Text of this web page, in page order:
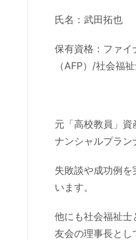
氏名：武田拓也
保有資格：ファイ
（AFP）/社会福
元「高校教員」資
ナンシャルプラン
失敗談や成功例
います。
他にも社会福祉士
友会の理事長とし